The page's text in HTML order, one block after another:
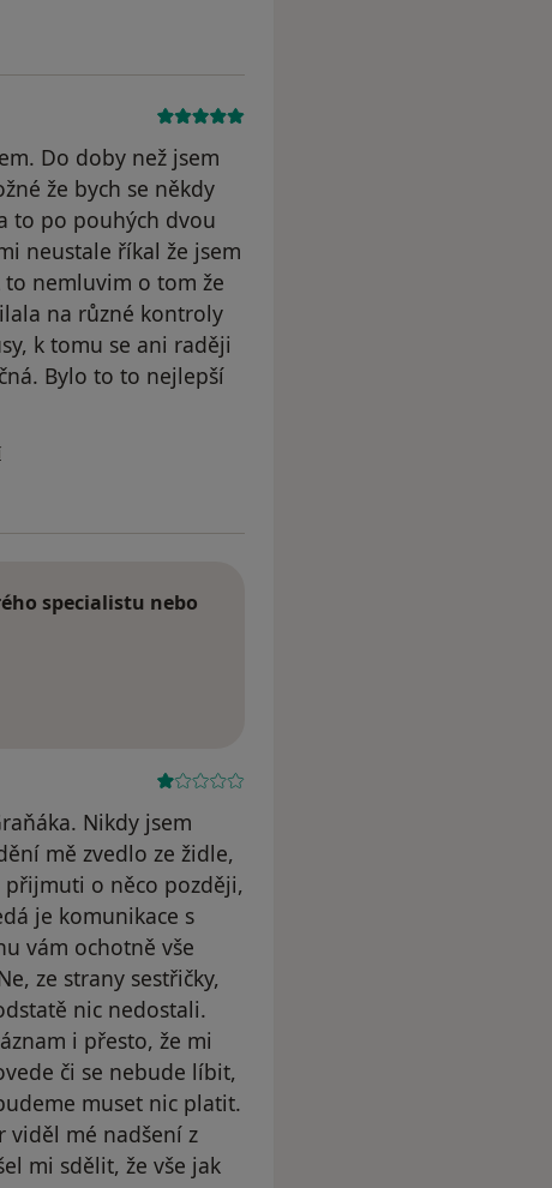
Do doby než jsem
že bych se někdy
to po pouhých dvou
neustale říkal že jsem
nemluvim o tom že
na různé kontroly
k tomu se ani raději
Bylo to to nejlepší
Váš účet byl odstraněn
specialistu nebo
Nikdy jsem
mě zvedlo ze židle,
přijmuti o něco později,
je komunikace s
vám ochotně vše
ze strany sestřičky,
nic nedostali.
i přesto, že mi
či se nebude líbit,
muset nic platit.
viděl mé nadšení z
mi sdělit, že vše jak